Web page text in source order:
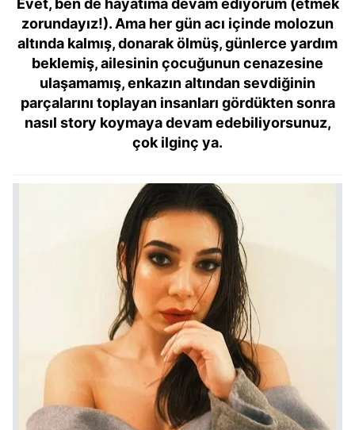
Evet, ben de hayatıma devam ediyorum (etmek
zorundayız!). Ama her gün acı içinde molozun
altında kalmış, donarak ölmüş, günlerce yardım
beklemiş, ailesinin çocuğunun cenazesine
ulaşamamış, enkazın altından sevdiğinin
parçalarını toplayan insanları gördükten sonra
nasıl story koymaya devam edebiliyorsunuz,
çok ilginç ya.